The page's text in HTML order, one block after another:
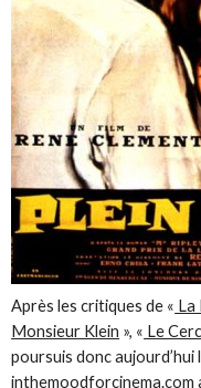
Après les critiques de « La
Monsieur Klein », « Le
poursuis donc
inthemoodforcinema.com